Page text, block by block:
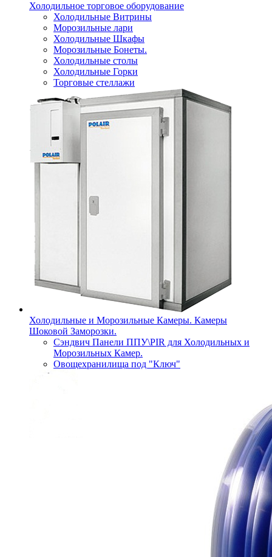
Холодильное торговое оборудование
Холодильные Витрины
Морозильные лари
Холодильные Шкафы
Морозильные Бонеты.
Холодильные столы
Холодильные Горки
Торговые стеллажи
Холодильные и Морозильные Камеры. Камеры
Шоковой Заморозки.
Сэндвич Панели ППУ\PIR для Холодильных и
Морозильных Камер.
Овощехранилища под "Ключ"